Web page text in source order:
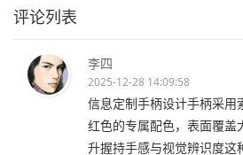
评论列表
李四
2025-12-28 14:09:58
信息定制手柄设计手柄采用
红色的专属配色，表面覆盖
升握持手感与视觉辨识度这